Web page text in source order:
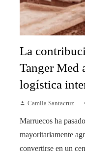
La
Tanger Med
logística
Camila Santacruz
Marruecos ha
mayoritariamente
convertirse en un